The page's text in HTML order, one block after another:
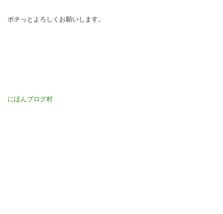
ポチっとよろしくお願いします。
にほんブログ村